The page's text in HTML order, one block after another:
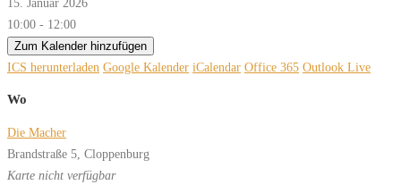
10:00 - 12:00
Zum Kalender hinzufügen
ICS herunterladen Google Kalender iCalendar Office 365 Outlook Live
Wo
Die Macher
Brandstraße 5, Cloppenburg
Karte nicht verfügbar